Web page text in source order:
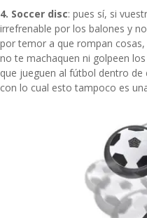
4. Soccer disc: pues sí, si
irrefrenable por los balones y
por temor a que rompan
no te machaquen ni golpeen
que jueguen al fútbol dentro
con lo cual esto tampoco es